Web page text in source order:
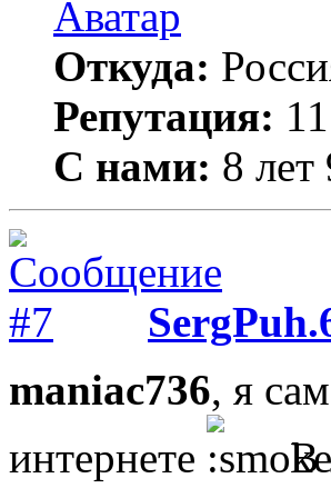
Откуда:
Репутация: 11
С нами: 8 лет
maniac736, я
интернете
В